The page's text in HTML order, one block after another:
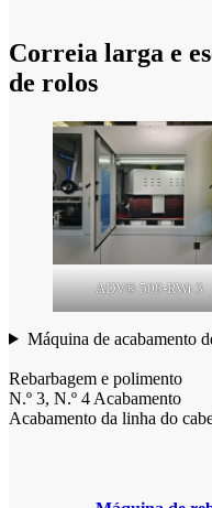
Correia larga e
de rolos
ADV® 508-RWr 3
Máquina de acabamento
Rebarbagem e polimento
N.º 3, N.º 4 Acabamento
Acabamento da linha do